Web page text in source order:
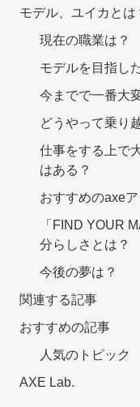
モデル、ユイカとは
現在の職業は？
モデルを目指し
今までで一番大
どうやって乗り
仕事をする上で
はある？
おすすめのaxe
「FIND YOUR
分らしさとは？
今後の夢は？
関連する記事
おすすめの記事
人気のトピック
AXE Lab.